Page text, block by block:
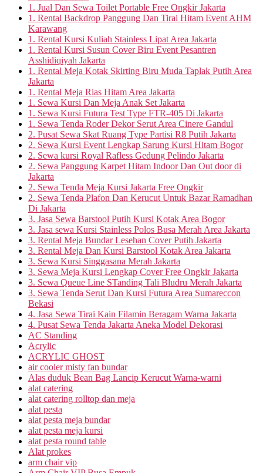
1. Jual Dan Sewa Toilet Portable Free Ongkir Jakarta
1. Rental Backdrop Panggung Dan Tirai Hitam Event AHM
Karawang
1. Rental Kursi Kuliah Stainless Lipat Area Jakarta
1. Rental Kursi Susun Cover Biru Event Pesantren
Asshidiqiyah Jakarta
1. Rental Meja Kotak Skirting Biru Muda Taplak Putih Area
Jakarta
1. Rental Meja Rias Hitam Area Jakarta
1. Sewa Kursi Dan Meja Anak Set Jakarta
1. Sewa Kursi Futura Test Type FTR-405 Di Jakarta
1. Sewa Tenda Roder Dekor Serut Area Cinere Gandul
2. Pusat Sewa Skat Ruang Type Partisi R8 Putih Jakarta
2. Sewa Kursi Event Lengkap Sarung Kursi Hitam Bogor
2. Sewa kursi Royal Rafless Gedung Pelindo Jakarta
2. Sewa Panggung Karpet Hitam Indoor Dan Out door di
Jakarta
2. Sewa Tenda Meja Kursi Jakarta Free Ongkir
2. Sewa Tenda Plafon Dan Kerucut Untuk Bazar Ramadhan
Di Jakarta
3. Jasa Sewa Barstool Putih Kursi Kotak Area Bogor
3. Jasa sewa Kursi Stainless Polos Busa Merah Area Jakarta
3. Rental Meja Bundar Lesehan Cover Putih Jakarta
3. Rental Meja Dan Kursi Barstool Kotak Area Jakarta
3. Sewa Kursi Singgasana Merah Jakarta
3. Sewa Meja Kursi Lengkap Cover Free Ongkir Jakarta
3. Sewa Queue Line STanding Tali Bludru Merah Jakarta
3. Sewa Tenda Serut Dan Kursi Futura Area Sumareccon
Bekasi
4. Jasa Sewa Tirai Kain Filamin Beragam Warna Jakarta
4. Pusat Sewa Tenda Jakarta Aneka Model Dekorasi
AC Standing
Acrylic
ACRYLIC GHOST
air cooler misty fan bundar
Alas duduk Bean Bag Lancip Kerucut Warna-warni
alat catering
alat catering rolltop dan meja
alat pesta
alat pesta meja bundar
alat pesta meja kursi
alat pesta round table
Alat prokes
arm chair vip